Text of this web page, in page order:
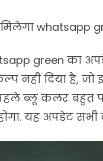
whatsapp
green का
नहीं दिया है,
ब्लू कलर बहुत
यह अपडेट